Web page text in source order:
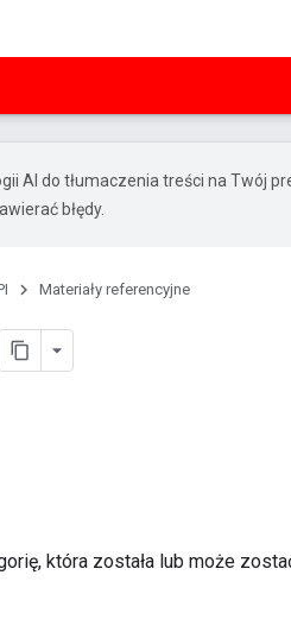
AI do tłumaczenia treści na Twój
błędy.
Materiały referencyjne
która została lub może